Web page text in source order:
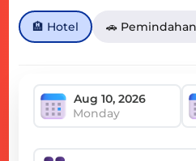
🏨 Hotel 🚗
Monday